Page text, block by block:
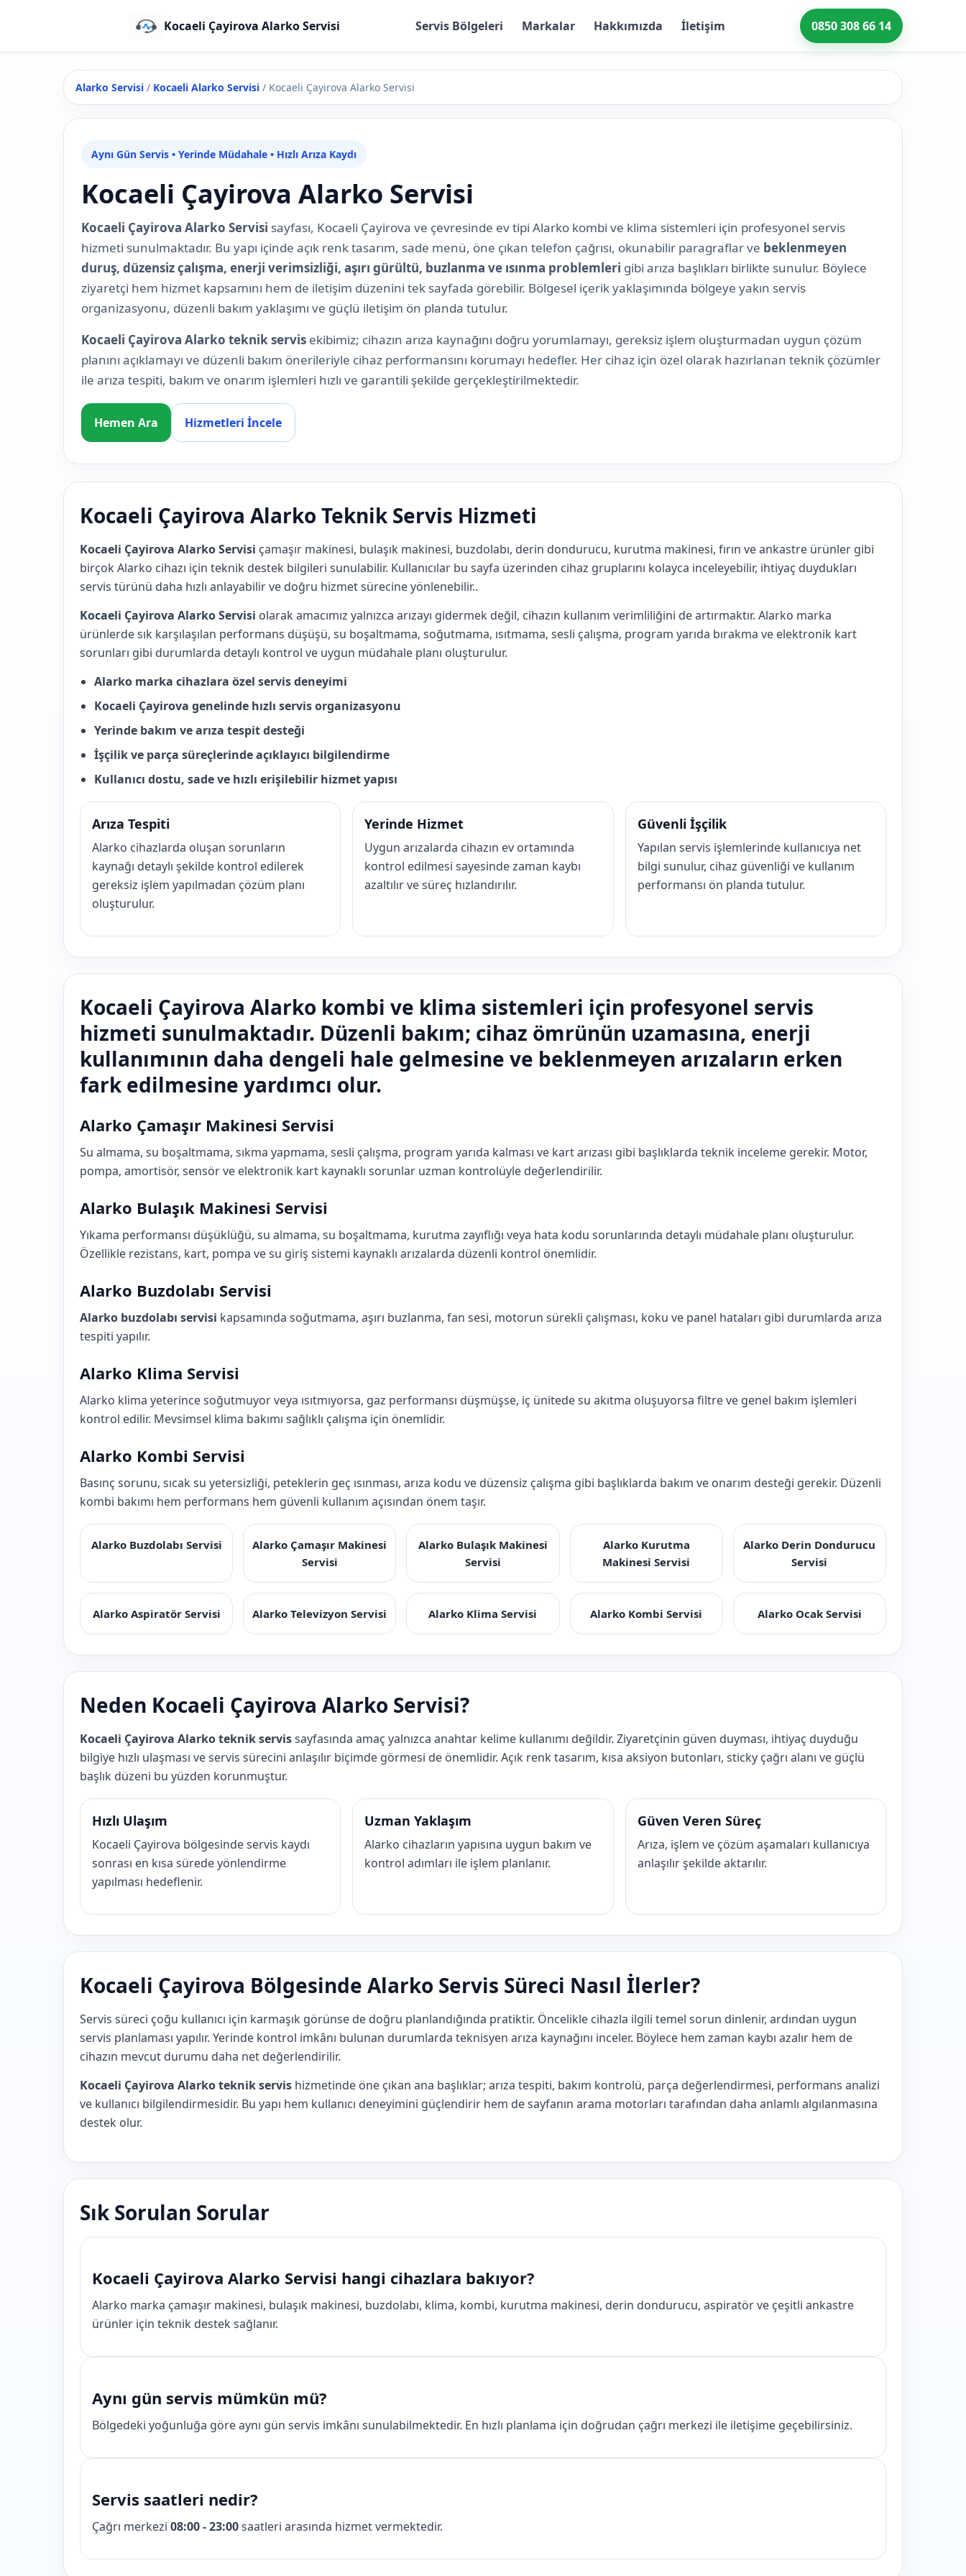
Kocaeli Çayirova Alarko Servisi Servis Bölgeleri Markalar Hakkımızda İletişim 0850 308 66 14
Alarko Servisi / Kocaeli Alarko Servisi / Kocaeli Çayirova Alarko Servisi
Aynı Gün Servis • Yerinde Müdahale • Hızlı Arıza Kaydı
Kocaeli Çayirova Alarko Servisi
Kocaeli Çayirova Alarko Servisi sayfası, Kocaeli Çayirova ve çevresinde ev tipi Alarko kombi ve klima sistemleri için profesyonel servis
hizmeti sunulmaktadır. Bu yapı içinde açık renk tasarım, sade menü, öne çıkan telefon çağrısı, okunabilir paragraflar ve beklenmeyen
duruş, düzensiz çalışma, enerji verimsizliği, aşırı gürültü, buzlanma ve ısınma problemleri gibi arıza başlıkları birlikte sunulur. Böylece
ziyaretçi hem hizmet kapsamını hem de iletişim düzenini tek sayfada görebilir. Bölgesel içerik yaklaşımında bölgeye yakın servis
organizasyonu, düzenli bakım yaklaşımı ve güçlü iletişim ön planda tutulur.
Kocaeli Çayirova Alarko teknik servis ekibimiz; cihazın arıza kaynağını doğru yorumlamayı, gereksiz işlem oluşturmadan uygun çözüm
planını açıklamayı ve düzenli bakım önerileriyle cihaz performansını korumayı hedefler. Her cihaz için özel olarak hazırlanan teknik çözümler
ile arıza tespiti, bakım ve onarım işlemleri hızlı ve garantili şekilde gerçekleştirilmektedir.
Hemen Ara Hizmetleri İncele
Kocaeli Çayirova Alarko Teknik Servis Hizmeti
Kocaeli Çayirova Alarko Servisi çamaşır makinesi, bulaşık makinesi, buzdolabı, derin dondurucu, kurutma makinesi, fırın ve ankastre ürünler gibi
birçok Alarko cihazı için teknik destek bilgileri sunulabilir. Kullanıcılar bu sayfa üzerinden cihaz gruplarını kolayca inceleyebilir, ihtiyaç duydukları
servis türünü daha hızlı anlayabilir ve doğru hizmet sürecine yönlenebilir..
Kocaeli Çayirova Alarko Servisi olarak amacımız yalnızca arızayı gidermek değil, cihazın kullanım verimliliğini de artırmaktır. Alarko marka
ürünlerde sık karşılaşılan performans düşüşü, su boşaltmama, soğutmama, ısıtmama, sesli çalışma, program yarıda bırakma ve elektronik kart
sorunları gibi durumlarda detaylı kontrol ve uygun müdahale planı oluşturulur.
Alarko marka cihazlara özel servis deneyimi
Kocaeli Çayirova genelinde hızlı servis organizasyonu
Yerinde bakım ve arıza tespit desteği
İşçilik ve parça süreçlerinde açıklayıcı bilgilendirme
Kullanıcı dostu, sade ve hızlı erişilebilir hizmet yapısı
Arıza Tespiti
Alarko cihazlarda oluşan sorunların
kaynağı detaylı şekilde kontrol edilerek
gereksiz işlem yapılmadan çözüm planı
oluşturulur.
Yerinde Hizmet
Uygun arızalarda cihazın ev ortamında
kontrol edilmesi sayesinde zaman kaybı
azaltılır ve süreç hızlandırılır.
Güvenli İşçilik
Yapılan servis işlemlerinde kullanıcıya net
bilgi sunulur, cihaz güvenliği ve kullanım
performansı ön planda tutulur.
Kocaeli Çayirova Alarko kombi ve klima sistemleri için profesyonel servis
hizmeti sunulmaktadır. Düzenli bakım; cihaz ömrünün uzamasına, enerji
kullanımının daha dengeli hale gelmesine ve beklenmeyen arızaların erken
fark edilmesine yardımcı olur.
Alarko Çamaşır Makinesi Servisi
Su almama, su boşaltmama, sıkma yapmama, sesli çalışma, program yarıda kalması ve kart arızası gibi başlıklarda teknik inceleme gerekir. Motor,
pompa, amortisör, sensör ve elektronik kart kaynaklı sorunlar uzman kontrolüyle değerlendirilir.
Alarko Bulaşık Makinesi Servisi
Yıkama performansı düşüklüğü, su almama, su boşaltmama, kurutma zayıflığı veya hata kodu sorunlarında detaylı müdahale planı oluşturulur.
Özellikle rezistans, kart, pompa ve su giriş sistemi kaynaklı arızalarda düzenli kontrol önemlidir.
Alarko Buzdolabı Servisi
Alarko buzdolabı servisi kapsamında soğutmama, aşırı buzlanma, fan sesi, motorun sürekli çalışması, koku ve panel hataları gibi durumlarda arıza
tespiti yapılır.
Alarko Klima Servisi
Alarko klima yeterince soğutmuyor veya ısıtmıyorsa, gaz performansı düşmüşse, iç ünitede su akıtma oluşuyorsa filtre ve genel bakım işlemleri
kontrol edilir. Mevsimsel klima bakımı sağlıklı çalışma için önemlidir.
Alarko Kombi Servisi
Basınç sorunu, sıcak su yetersizliği, peteklerin geç ısınması, arıza kodu ve düzensiz çalışma gibi başlıklarda bakım ve onarım desteği gerekir. Düzenli
kombi bakımı hem performans hem güvenli kullanım açısından önem taşır.
Alarko Buzdolabı Servisi
Alarko Çamaşır Makinesi
Servisi
Alarko Bulaşık Makinesi
Servisi
Alarko Kurutma
Makinesi Servisi
Alarko Derin Dondurucu
Servisi
Alarko Aspiratör Servisi Alarko Televizyon Servisi Alarko Klima Servisi Alarko Kombi Servisi Alarko Ocak Servisi
Neden Kocaeli Çayirova Alarko Servisi?
Kocaeli Çayirova Alarko teknik servissayfasında amaç yalnızca anahtar kelime kullanımı değildir. Ziyaretçinin güven duyması, ihtiyaç duyduğu
bilgiye hızlı ulaşması ve servis sürecini anlaşılır biçimde görmesi de önemlidir. Açık renk tasarım, kısa aksiyon butonları, sticky çağrı alanı ve güçlü
başlık düzeni bu yüzden korunmuştur.
Hızlı Ulaşım
Kocaeli Çayirova bölgesinde servis kaydı
sonrası en kısa sürede yönlendirme
yapılması hedeflenir.
Uzman Yaklaşım
Alarko cihazların yapısına uygun bakım ve
kontrol adımları ile işlem planlanır.
Güven Veren Süreç
Arıza, işlem ve çözüm aşamaları kullanıcıya
anlaşılır şekilde aktarılır.
Kocaeli Çayirova Bölgesinde Alarko Servis Süreci Nasıl İlerler?
Servis süreci çoğu kullanıcı için karmaşık görünse de doğru planlandığında pratiktir. Öncelikle cihazla ilgili temel sorun dinlenir, ardından uygun
servis planlaması yapılır. Yerinde kontrol imkânı bulunan durumlarda teknisyen arıza kaynağını inceler. Böylece hem zaman kaybı azalır hem de
cihazın mevcut durumu daha net değerlendirilir.
Kocaeli Çayirova Alarko teknik servis hizmetinde öne çıkan ana başlıklar; arıza tespiti, bakım kontrolü, parça değerlendirmesi, performans analizi
ve kullanıcı bilgilendirmesidir. Bu yapı hem kullanıcı deneyimini güçlendirir hem de sayfanın arama motorları tarafından daha anlamlı algılanmasına
destek olur.
Sık Sorulan Sorular
Kocaeli Çayirova Alarko Servisi hangi cihazlara bakıyor?
Alarko marka çamaşır makinesi, bulaşık makinesi, buzdolabı, klima, kombi, kurutma makinesi, derin dondurucu, aspiratör ve çeşitli ankastre
ürünler için teknik destek sağlanır.
Aynı gün servis mümkün mü?
Bölgedeki yoğunluğa göre aynı gün servis imkânı sunulabilmektedir. En hızlı planlama için doğrudan çağrı merkezi ile iletişime geçebilirsiniz.
Servis saatleri nedir?
Çağrı merkezi 08:00 - 23:00saatleri arasında hizmet vermektedir.